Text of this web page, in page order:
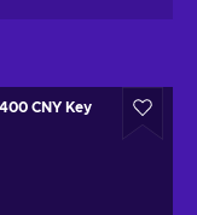
CNY Key